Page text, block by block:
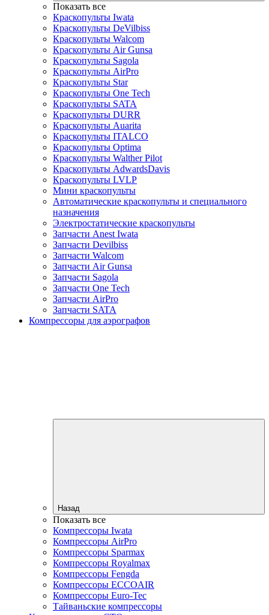
Показать все
Краскопульты Iwata
Краскопульты DeVilbiss
Краскопульты Walcom
Краскопульты Air Gunsa
Краскопульты Sagola
Краскопульты AirPro
Краскопульты Star
Краскопульты One Tech
Краскопульты SATA
Краскопульты DURR
Краскопульты Auarita
Краскопульты ITALCO
Краскопульты Optima
Краскопульты Walther Pilot
Краскопульты AdwardsDavis
Краскопульты LVLP
Мини краскопульты
Автоматические краскопульты и специального
назначения
Электростатические краскопульты
Запчасти Anest Iwata
Запчасти Devilbiss
Запчасти Walcom
Запчасти Air Gunsa
Запчасти Sagola
Запчасти One Tech
Запчасти AirPro
Запчасти SATA
Компрессоры для аэрографов
Назад
Показать все
Компрессоры Iwata
Компрессоры AirPro
Компрессоры Sparmax
Компрессоры Royalmax
Компрессоры Fengda
Компрессоры ECCOAIR
Компрессоры Euro-Tec
Тайваньские компрессоры